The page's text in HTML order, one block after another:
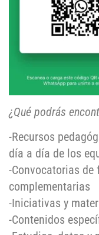
¿Qué podrás
-Recursos
día a día de los
-Convocatorias
complementarias
-Iniciativas y
-Contenidos